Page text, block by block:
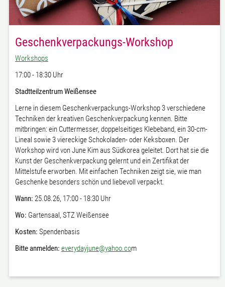
Geschenkverpackungs-Workshop
Workshops
17:00 - 18:30 Uhr
Stadtteilzentrum Weißensee
Lerne in diesem Geschenkverpackungs-Workshop 3 verschiedene
Techniken der kreativen Geschenkverpackung kennen. Bitte
mitbringen: ein Cuttermesser, doppelseitiges Klebeband, ein 30-cm-
Lineal sowie 3 viereckige Schokoladen- oder Keksboxen. Der
Workshop wird von June Kim aus Südkorea geleitet. Dort hat sie die
Kunst der Geschenkverpackung gelernt und ein Zertifikat der
Mittelstufe erworben. Mit einfachen Techniken zeigt sie, wie man
Geschenke besonders schön und liebevoll verpackt.
Wann: 25.08.26, 17:00 - 18:30 Uhr
Wo: Gartensaal, STZ Weißensee
Kosten: Spendenbasis
Bitte anmelden: everydayjune@yahoo.com